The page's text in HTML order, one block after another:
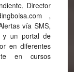
Director
,
vía SMS,
y un portal de
en diferentes
en cursos